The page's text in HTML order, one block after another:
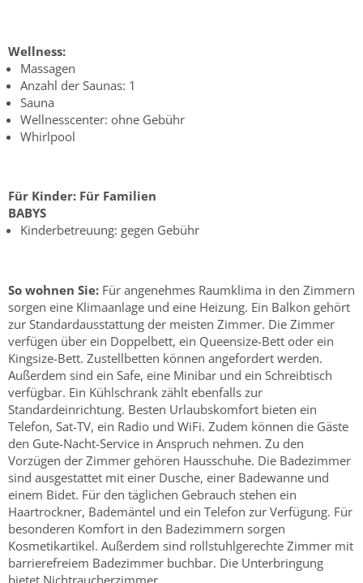
Wellness:
Massagen
Anzahl der Saunas: 1
Sauna
Wellnesscenter: ohne Gebühr
Whirlpool
Für Kinder: Für Familien
BABYS
Kinderbetreuung: gegen Gebühr
So wohnen Sie: Für angenehmes Raumklima in den Zimmern
sorgen eine Klimaanlage und eine Heizung. Ein Balkon gehört
zur Standardausstattung der meisten Zimmer. Die Zimmer
verfügen über ein Doppelbett, ein Queensize-Bett oder ein
Kingsize-Bett. Zustellbetten können angefordert werden.
Außerdem sind ein Safe, eine Minibar und ein Schreibtisch
verfügbar. Ein Kühlschrank zählt ebenfalls zur
Standardeinrichtung. Besten Urlaubskomfort bieten ein
Telefon, Sat-TV, ein Radio und WiFi. Zudem können die Gäste
den Gute-Nacht-Service in Anspruch nehmen. Zu den
Vorzügen der Zimmer gehören Hausschuhe. Die Badezimmer
sind ausgestattet mit einer Dusche, einer Badewanne und
einem Bidet. Für den täglichen Gebrauch stehen ein
Haartrockner, Bademäntel und ein Telefon zur Verfügung. Für
besonderen Komfort in den Badezimmern sorgen
Kosmetikartikel. Außerdem sind rollstuhlgerechte Zimmer mit
barrierefreiem Badezimmer buchbar. Die Unterbringung
bietet Nichtraucherzimmer.